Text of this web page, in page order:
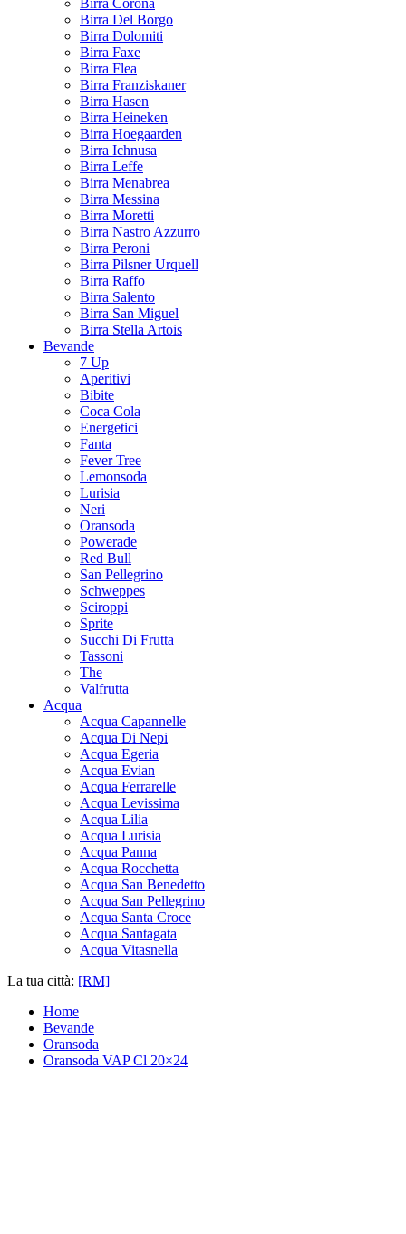
Birra Corona
Birra Del Borgo
Birra Dolomiti
Birra Faxe
Birra Flea
Birra Franziskaner
Birra Hasen
Birra Heineken
Birra Hoegaarden
Birra Ichnusa
Birra Leffe
Birra Menabrea
Birra Messina
Birra Moretti
Birra Nastro Azzurro
Birra Peroni
Birra Pilsner Urquell
Birra Raffo
Birra Salento
Birra San Miguel
Birra Stella Artois
Bevande
7 Up
Aperitivi
Bibite
Coca Cola
Energetici
Fanta
Fever Tree
Lemonsoda
Lurisia
Neri
Oransoda
Powerade
Red Bull
San Pellegrino
Schweppes
Sciroppi
Sprite
Succhi Di Frutta
Tassoni
The
Valfrutta
Acqua
Acqua Capannelle
Acqua Di Nepi
Acqua Egeria
Acqua Evian
Acqua Ferrarelle
Acqua Levissima
Acqua Lilia
Acqua Lurisia
Acqua Panna
Acqua Rocchetta
Acqua San Benedetto
Acqua San Pellegrino
Acqua Santa Croce
Acqua Santagata
Acqua Vitasnella
La tua città: [RM]
Home
Bevande
Oransoda
Oransoda VAP Cl 20×24